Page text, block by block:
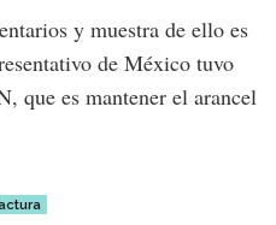
y muestra de ello es
de México tuvo
que es mantener el arancel